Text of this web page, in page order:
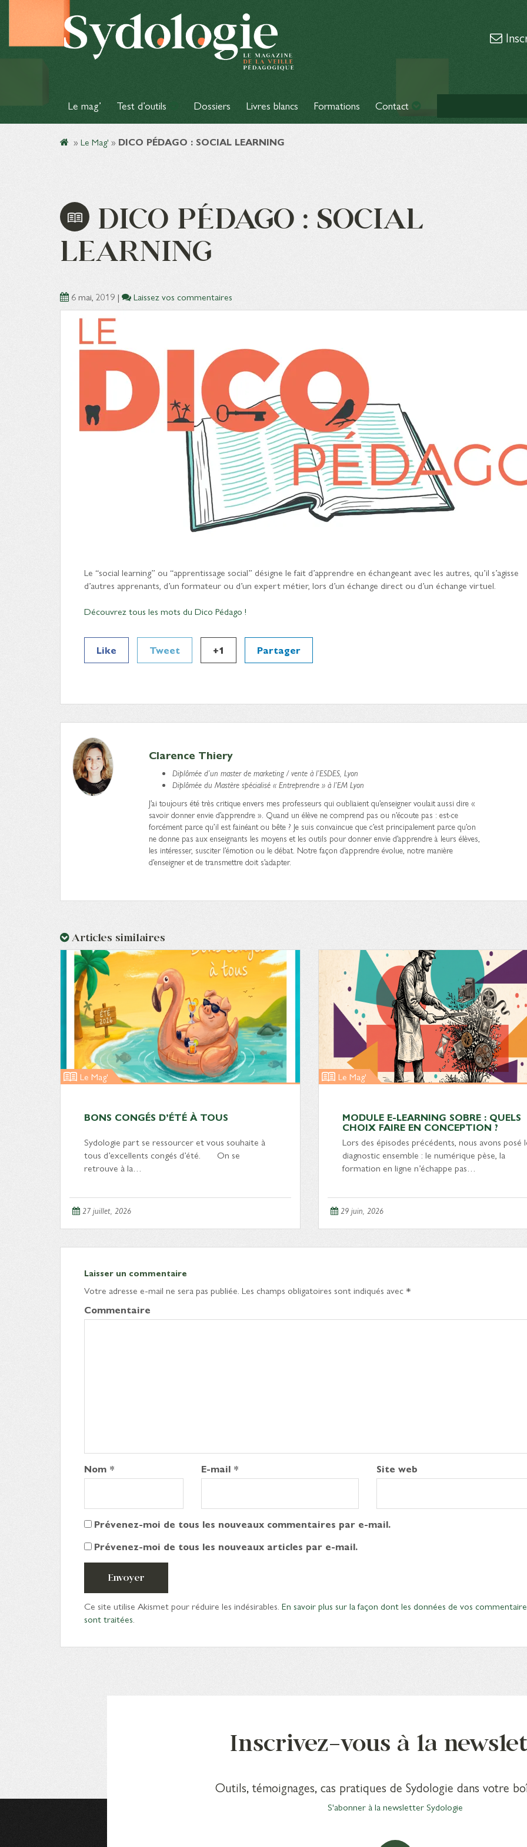
Le mag’ Test d’outils Dossiers Livres blancs Formations Contact
» Le Mag' » DICO PÉDAGO : SOCIAL LEARNING
DICO PÉDAGO : SOCIAL
LEARNING
6 mai, 2019 | Laissez vos commentaires
Le “social learning” ou “apprentissage social” désigne le fait d’apprendre en échangeant avec les autres, qu’il s’agisse
d’autres apprenants, d’un formateur ou d’un expert métier, lors d’un échange direct ou d’un échange virtuel.
Découvrez tous les mots du Dico Pédago !
Like Tweet +1 Partager
Clarence Thiery
Diplômée d’un master de marketing / vente à l’ESDES, Lyon
Diplômée du Mastère spécialisé « Entreprendre » à l’EM Lyon
J’ai toujours été très critique envers mes professeurs qui oubliaient qu’enseigner voulait aussi dire «
savoir donner envie d’apprendre ». Quand un élève ne comprend pas ou n’écoute pas : est-ce
forcément parce qu’il est fainéant ou bête ? Je suis convaincue que c’est principalement parce qu’on
ne donne pas aux enseignants les moyens et les outils pour donner envie d’apprendre à leurs élèves,
les intéresser, susciter l’émotion ou le débat. Notre façon d’apprendre évolue, notre manière
d’enseigner et de transmettre doit s’adapter.
Articles similaires
Le Mag'
BONS CONGÉS D’ÉTÉ À TOUS
Sydologie part se ressourcer et vous souhaite à
tous d’excellents congés d’été. On se
retrouve à la…
27 juillet, 2026
Le Mag'
MODULE E-LEARNING SOBRE : QUELS
CHOIX FAIRE EN CONCEPTION ?
Lors des épisodes précédents, nous avons posé
diagnostic ensemble : le numérique pèse, la
formation en ligne n’échappe pas…
29 juin, 2026
Laisser un commentaire
Votre adresse e-mail ne sera pas publiée. Les champs obligatoires sont indiqués avec*
Commentaire
Nom * E-mail * Site web
Prévenez-moi de tous les nouveaux commentaires par e-mail.
Prévenez-moi de tous les nouveaux articles par e-mail.
Envoyer
Ce site utilise Akismet pour réduire les indésirables. En savoir plus sur la façon dont les données de vos
sont traitées.
Inscrivez-vous à la
Outils, témoignages, cas pratiques de Sydologie dans votre
S'abonner à la newsletter Sydologie